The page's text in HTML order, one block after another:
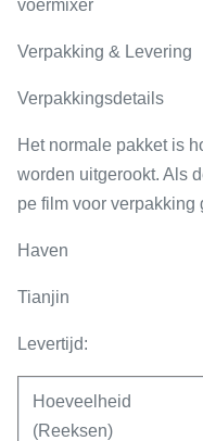
voermixer
Verpakking & Levering
Verpakkingsdetails
Het normale pakket is
worden uitgerookt. Als
pe film voor verpakking
Haven
Tianjin
Levertijd:
Hoeveelheid
(Reeksen)